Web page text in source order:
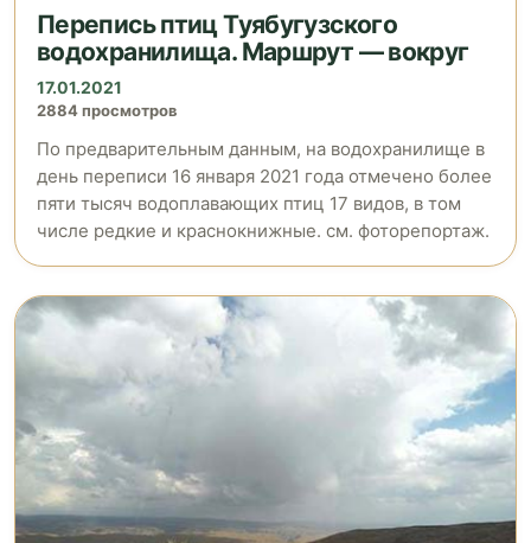
Перепись птиц Туябугузского
водохранилища. Маршрут — вокруг
17.01.2021
2884 просмотров
По предварительным данным, на водохранилище в
день переписи 16 января 2021 года отмечено более
пяти тысяч водоплавающих птиц 17 видов, в том
числе редкие и краснокнижные. cм. фоторепортаж.